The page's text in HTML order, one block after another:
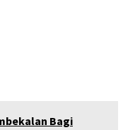
Bagi